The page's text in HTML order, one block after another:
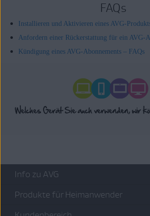
FAQs
Installieren und Aktivieren eines AVG-
Anfordern einer Rückerstattung für ein AVG-
Kündigung eines AVG-Abonnements – FAQs
Info zu AVG
Produkte für Heimanwender